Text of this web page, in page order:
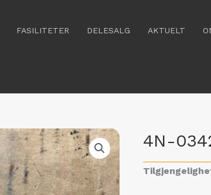
FASILITETER DELESALG AKTUELT
4N-